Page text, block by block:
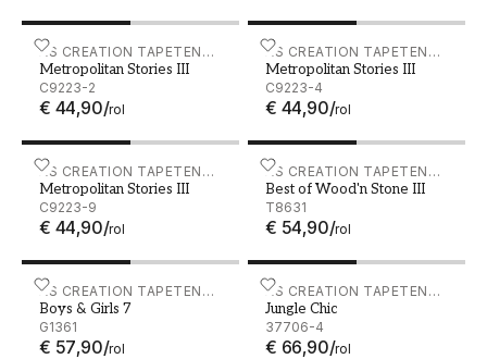
AS CREATION TAPETEN
AG
Metropolitan Stories III
C9223-2
€ 44,90/rol
Metropolitan Stories III - C9223-2AS CREATION TAPETEN
AG
Metropolitan Stories III
C9223-4
€ 44,90/rol
Metropolitan Stories III -
AS CREATION TAPETEN
AG
Metropolitan Stories III
C9223-9
€ 44,90/rol
Metropolitan Stories III - C9223-9AS CREATION TAPETEN
AG
Best of Wood'n Stone III
T8631
€ 54,90/rol
Best of Wood'n Stone III -
AS CREATION TAPETEN
AG
Boys & Girls 7
G1361
€ 57,90/rol
Boys & Girls 7 - G1361
AS CREATION TAPETEN
AG
Jungle Chic
37706-4
€ 66,90/rol
Jungle Chic - 37706-4